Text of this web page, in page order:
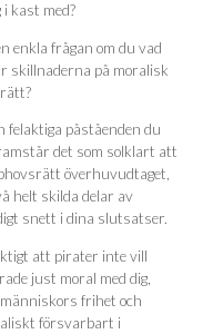
kast med?
enkla frågan om du vad
skillnaderna på moralisk
felaktiga påståenden du
det som solklart att
överhuvudtaget,
helt skilda delar av
snett i dina slutsatser.
att pirater inte vill
just moral med dig,
frihet och
försvarbart i